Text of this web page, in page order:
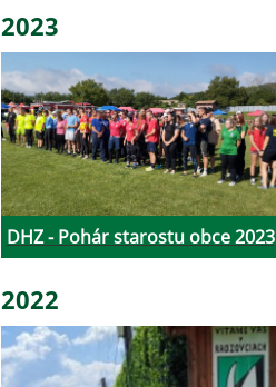
2023
DHZ - Pohár starostu obce 2023
2022